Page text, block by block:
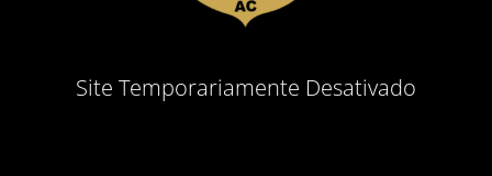
Site Temporariamente Desativado